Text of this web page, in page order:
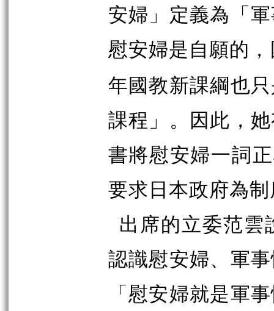
安婦」定義為「
慰安婦是自願的
年國教新課綱也
課程」。因此，
書將慰安婦一詞
要求日本政府為
出席的立委范雲
認識慰安婦、軍
「慰安婦就是軍